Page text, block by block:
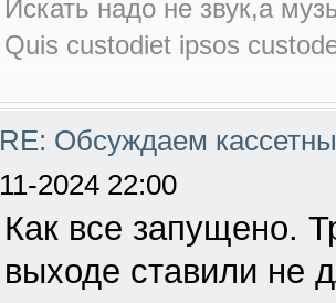
Искать надо не звук,а
Quis custodiet ipsos
RE: Обсуждаем
11-2024 22:00
Как все запущено.
выходе ставили не